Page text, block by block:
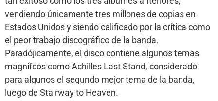
vendiendo únicamente tres millones de copias en
Estados Unidos y siendo calificado por la crítica como
el peor trabajo discográfico de la banda.
Paradójicamente, el disco contiene algunos temas
magnífcos como Achilles Last Stand, considerado
para algunos el segundo mejor tema de la banda,
luego de Stairway to Heaven.